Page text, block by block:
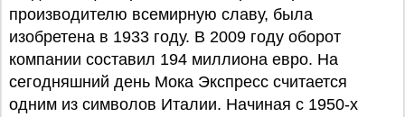
производителю всемирную славу, была
изобретена в 1933 году. В 2009 году оборот
компании составил 194 миллиона евро. На
сегодняшний день Мока Экспресс считается
одним из символов Италии. Начиная с 1950-х